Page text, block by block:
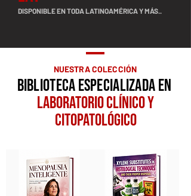
DISPONIBLE EN TODA LATINOAMÉRICA Y MÁS..
NUESTRA COLECCIÓN
BIBLIOTECA ESPECIALIZADA EN
LABORATORIO CLÍNICO Y
CITOPATOLÓGICO